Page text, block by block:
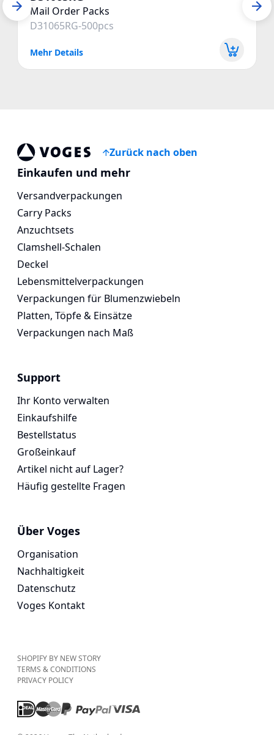
Mail Order Packs
D31065RG-500pcs
Mehr Details
Voges Online Store
Zurück nach oben
Einkaufen und mehr
Versandverpackungen
Carry Packs
Anzuchtsets
Clamshell-Schalen
Deckel
Lebensmittelverpackungen
Verpackungen für Blumenzwiebeln
Platten, Töpfe & Einsätze
Verpackungen nach Maß
Support
Ihr Konto verwalten
Einkaufshilfe
Bestellstatus
Großeinkauf
Artikel nicht auf Lager?
Häufig gestellte Fragen
Über Voges
Organisation
Nachhaltigkeit
Datenschutz
Voges Kontakt
SHOPIFY BY NEW STORY
TERMS & CONDITIONS
PRIVACY POLICY